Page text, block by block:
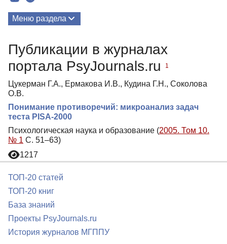
Меню раздела
Публикации в журналах
портала PsyJournals.ru
1
Цукерман Г.А., Ермакова И.В., Кудина Г.Н., Соколова
О.В.
Понимание противоречий: микроанализ задач
теста PISA-2000
Психологическая наука и образование (2005. Том 10.
№ 1 С. 51–63)
1217
ТОП-20 статей
ТОП-20 книг
База знаний
Проекты PsyJournals.ru
История журналов МГППУ